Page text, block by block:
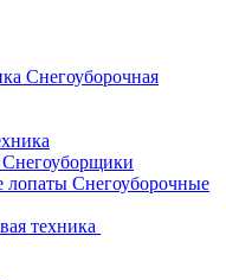
Снегоуборочная
Снегоуборщики
Снегоуборочные
техника